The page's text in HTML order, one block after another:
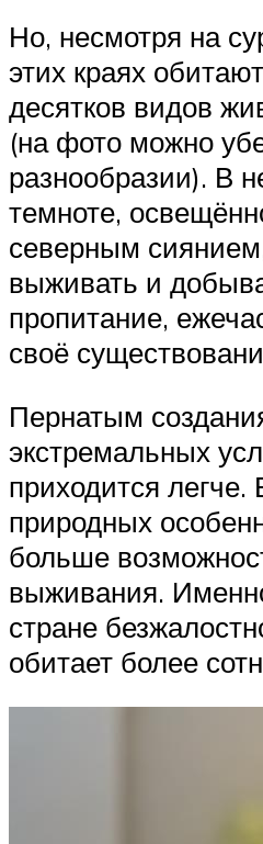
Но, несмотря на
этих краях
десятков видов
(на фото можно
разнообразии). В
темноте,
северным
выживать и
пропитание,
своё
Пернатым
экстремальных
приходится легче.
природных
больше
выживания.
стране
обитает более